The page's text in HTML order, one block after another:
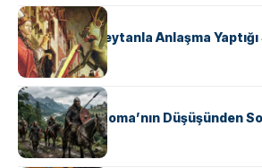
KÜLTÜR
II. Silvester: Şeytanla Anlaşma
KÜLTÜR
Ostrogotlar Roma’nın Düşüşünden
Ele Geçirdi?